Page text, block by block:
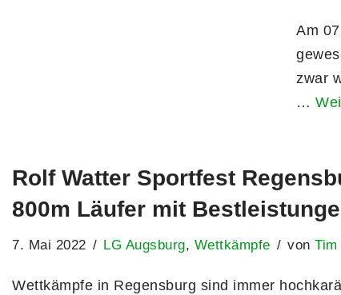
Am
zwar
…
Rolf Watter Sportfest
800m Läufer mit
7. Mai 2022 LG Augsburg, Wettkämpfe von Tim
Wettkämpfe in Regensburg sind immer